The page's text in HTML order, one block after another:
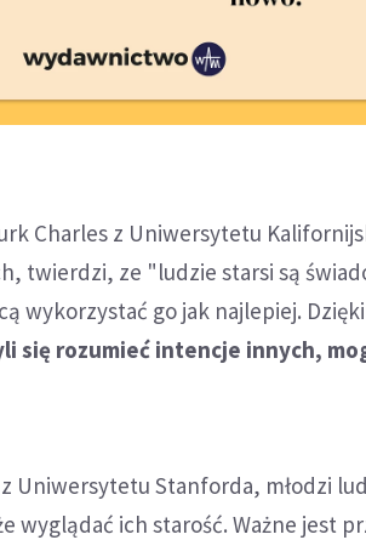
Charles z Uniwersytetu
twierdzi, ze "ludzie starsi są
wykorzystać go jak najlepiej.
się rozumieć intencje innych,
Uniwersytetu Stanforda, młodzi
wyglądać ich starość. Ważne jest